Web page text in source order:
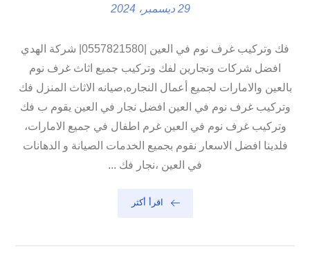
29 ديسمبر، 2024
فك وتركيب غرف نوم في العين |0557821580| شركة الهدي
افضل شركات ونجارين لفك وتركيب جميع اثاث غرف نوم
بالعين والامارات لجميع أعمال النجاره,صيانه الاثاث المنزل فك
وتركيب غرف نوم في العين افضل نجار في العين يقوم ب فك
وتركيب غرف نوم في العين غرم اطفال في جميع الامارات،
فلدينا افضل الاسعار نقوم بجميع الخدمات الصيانة و الدهانات
في العين ،نجار فك ...
اقرأ أكثر